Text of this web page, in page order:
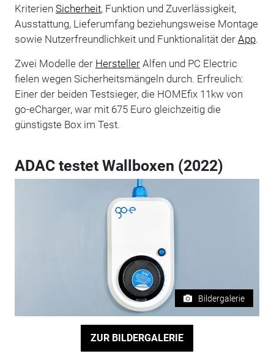
Kriterien Sicherheit, Funktion und Zuverlässigkeit,
Ausstattung, Lieferumfang beziehungsweise Montage
sowie Nutzerfreundlichkeit und Funktionalität der App.
Zwei Modelle der HerstellerAlfen und PC Electric
fielen wegen Sicherheitsmängeln durch. Erfreulich:
Einer der beiden Testsieger, die HOMEfix 11kw von
go-eCharger, war mit 675 Euro gleichzeitig die
günstigste Box im Test.
ADAC testet Wallboxen (2022)
Bildergalerie
ZUR BILDERGALERIE